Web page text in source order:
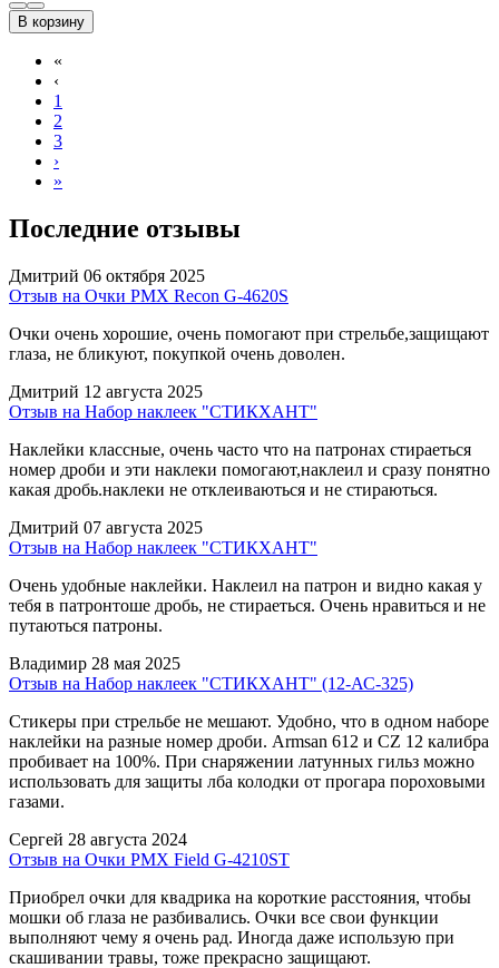
В корзину
«
‹
1
2
3
›
»
Последние отзывы
Дмитрий 06 октября 2025
Отзыв на Очки PMX Recon G-4620S
Очки очень хорошие, очень помогают при стрельбе,защищают
глаза, не бликуют, покупкой очень доволен.
Дмитрий 12 августа 2025
Отзыв на Набор наклеек "СТИКХАНТ"
Наклейки классные, очень часто что на патронах стираеться
номер дроби и эти наклеки помогают,наклеил и сразу понятно
какая дробь.наклеки не отклеиваються и не стираються.
Дмитрий 07 августа 2025
Отзыв на Набор наклеек "СТИКХАНТ"
Очень удобные наклейки. Наклеил на патрон и видно какая у
тебя в патронтоше дробь, не стираеться. Очень нравиться и не
путаються патроны.
Владимир 28 мая 2025
Отзыв на Набор наклеек "СТИКХАНТ" (12-АС-325)
Стикеры при стрельбе не мешают. Удобно, что в одном наборе
наклейки на разные номер дроби. Armsan 612 и CZ 12 калибра
пробивает на 100%. При снаряжении латунных гильз можно
использовать для защиты лба колодки от прогара пороховыми
газами.
Сергей 28 августа 2024
Отзыв на Очки PMX Field G-4210ST
Приобрел очки для квадрика на короткие расстояния, чтобы
мошки об глаза не разбивались. Очки все свои функции
выполняют чему я очень рад. Иногда даже использую при
скашивании травы, тоже прекрасно защищают.